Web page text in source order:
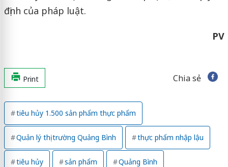
định của pháp luật.
PV
Print Chia sẻ
tiêu hủy 1.500 sản phẩm thực phẩm
Quản lý thị trường Quảng Bình thực phẩm nhập lậu
tiêu hủy sản phẩm Quảng Bình